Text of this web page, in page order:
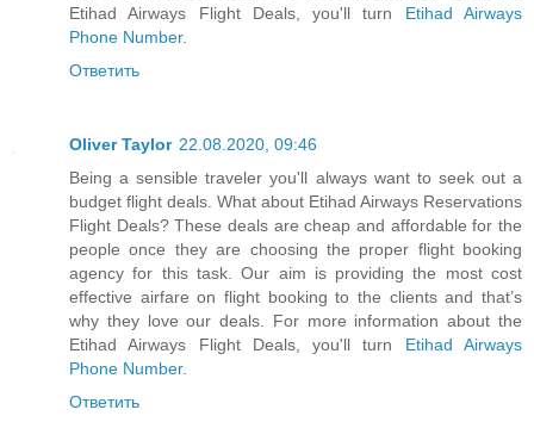
Etihad Airways Flight Deals, you'll turn Etihad Airways
Phone Number.
Ответить
Oliver Taylor 22.08.2020, 09:46
Being a sensible traveler you'll always want to seek out a
budget flight deals. What about Etihad Airways Reservations
Flight Deals? These deals are cheap and affordable for the
people once they are choosing the proper flight booking
agency for this task. Our aim is providing the most cost
effective airfare on flight booking to the clients and that’s
why they love our deals. For more information about the
Etihad Airways Flight Deals, you'll turn Etihad Airways
Phone Number.
Ответить